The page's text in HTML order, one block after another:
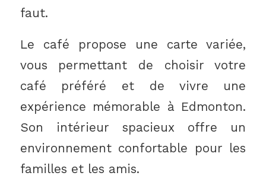
faut.
Le café propose une carte variée,
vous permettant de choisir votre
café préféré et de vivre une
expérience mémorable à Edmonton.
Son intérieur spacieux offre un
environnement confortable pour les
familles et les amis.